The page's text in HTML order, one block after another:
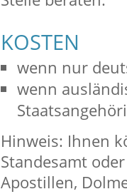
KOSTEN
wenn nur
wenn
Hinweis: Ihnen
Standesamt
Apostillen,